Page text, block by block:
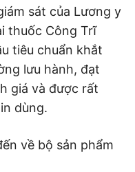
sát của Lương y
thuốc Công Trĩ
tiêu chuẩn khắt
lưu hành, đạt
giá và được rất
dùng.
về bộ sản phẩm